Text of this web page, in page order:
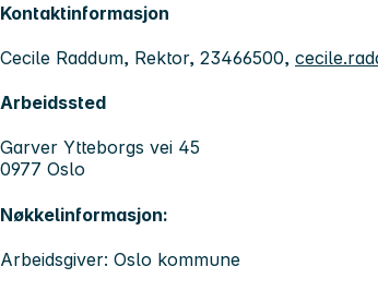
Kontaktinformasjon
Cecile Raddum, Rektor, 23466500,
Arbeidssted
Garver Ytteborgs vei 45
0977 Oslo
Nøkkelinformasjon:
Arbeidsgiver: Oslo kommune